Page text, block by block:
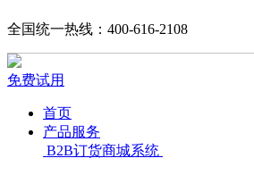
全国统一热线：400-616-2108
免费试用
首页
产品服务
B2B订货商城系统